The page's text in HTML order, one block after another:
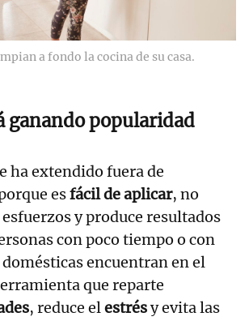
a fondo la cocina de su casa.
ganando popularidad
ha extendido fuera de
esfácil de aplicar, no
y produce resultados
con poco tiempo o con
encuentran en el
que reparte
, reduce elestrésy evita las